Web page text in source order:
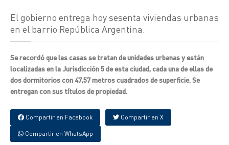
El gobierno entrega hoy sesenta viviendas urbanas
en el barrio República Argentina.
Se recordó que las casas se tratan de unidades urbanas y están
localizadas en la Jurisdicción 5 de esta ciudad, cada una de ellas de
dos dormitorios con 47,57 metros cuadrados de superficie. Se
entregan con sus títulos de propiedad.
Compartir en Facebook Compartir en X
Compartir en WhatsApp